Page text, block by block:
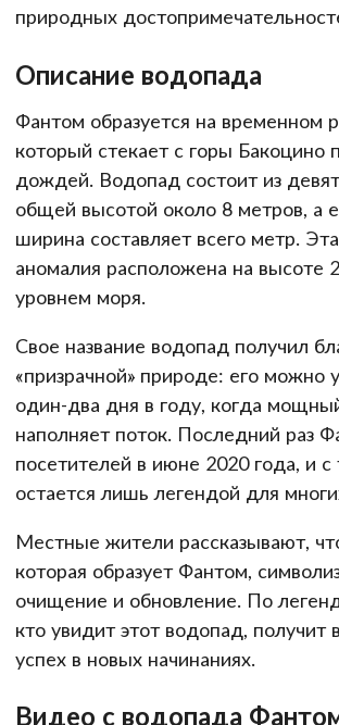
природных
Описание водопада
Фантом образуется на временном
который стекает с горы Бакоцино
дождей. Водопад состоит из
общей высотой около 8 метров, а
ширина составляет всего метр.
аномалия расположена на высоте
уровнем моря.
Свое название водопад получил
«призрачной» природе: его можно
один-два дня в году, когда
наполняет поток. Последний раз
посетителей в июне 2020 года, и с
остается лишь легендой для
Местные жители рассказывают,
которая образует Фантом,
очищение и обновление. По
кто увидит этот водопад, получит
успех в новых начинаниях.
Видео с водопада